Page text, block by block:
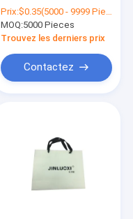
Custom Reusable
Paper Shopping Bags
With Logo
Prix:$0.35(5000 - 9999 Pieces) $0.30(10000 - 499999 Pieces) $0.28(>=500000 Pieces)
MOQ:5000 Pieces
Trouvez les derniers prix
Contactez